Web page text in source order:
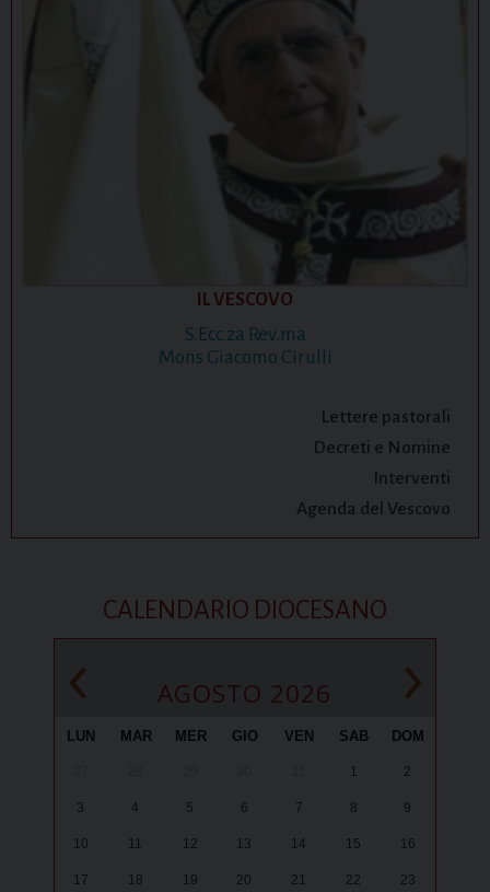
IL VESCOVO
S.Ecc.za Rev.ma
Mons Giacomo Cirulli
Lettere pastorali
Decreti e Nomine
Interventi
Agenda del Vescovo
CALENDARIO DIOCESANO
‹ AGOSTO 2026 ›
LUN MAR MER GIO VEN SAB DOM
1 2
3 4 5 6 7 8 9
10 11 12 13 14 15 16
17 18 19 20 21 22 23